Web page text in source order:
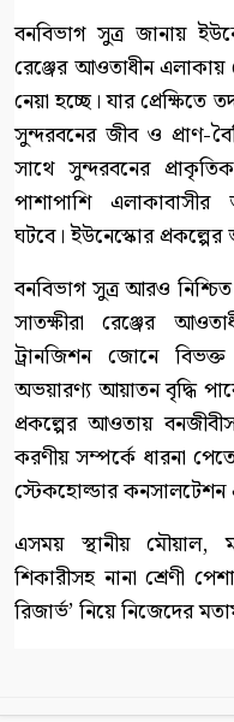
বনবিভাগ সুত্র জানায়
রেঞ্জের আওতাধীন
নেয়া হচ্ছে। যার
সুন্দরবনের জীব ও প্রাণ-
সাথে সুন্দরবনের
পাশাপাশি
ঘটবে। ইউনেস্কোর
বনবিভাগ সুত্র আরও
সাতক্ষীরা রেঞ্জের
ট্রানজিশন জোনে
অভয়ারণ্য আয়াতন বৃদ্ধি
প্রকল্পের আওতায়
করণীয় সম্পর্কে ধারনা
স্টেকহোল্ডার
এসময় স্থানীয় মৌয়াল,
শিকারীসহ নানা শ্রেণী
রিজার্ভ’ নিয়ে নিজেদের